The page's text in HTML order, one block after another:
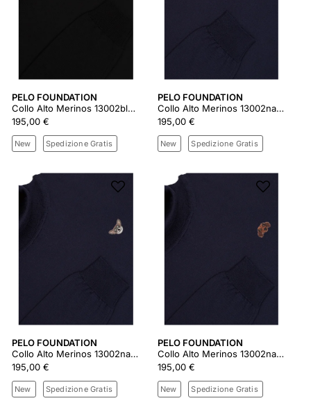
PELO FOUNDATION
Collo Alto Merinos 13002black
195,00 €
New Spedizione Gratis
PELO FOUNDATION
Collo Alto Merinos 13002navy
195,00 €
New Spedizione Gratis
PELO FOUNDATION
Collo Alto Merinos 13002navy
195,00 €
New Spedizione Gratis
PELO FOUNDATION
Collo Alto Merinos 13002navy
195,00 €
New Spedizione Gratis